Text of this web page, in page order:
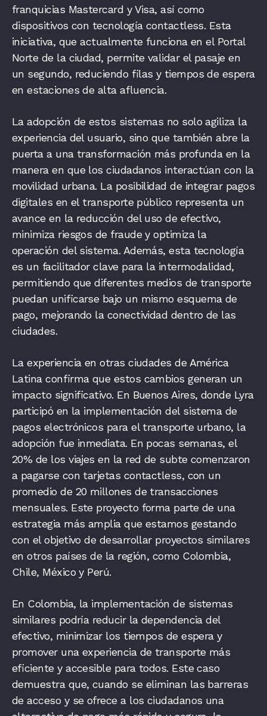
franquicias Mastercard y Visa, así como
dispositivos con tecnología contactless. Esta
iniciativa, que actualmente funciona en el Portal
Norte de la ciudad, permite validar el pasaje en
un segundo, reduciendo filas y tiempos de espera
en estaciones de alta afluencia.
La adopción de estos sistemas no solo agiliza la
experiencia del usuario, sino que también abre la
puerta a una transformación más profunda en la
manera en que los ciudadanos interactúan con la
movilidad urbana. La posibilidad de integrar pagos
digitales en el transporte público representa un
avance en la reducción del uso de efectivo,
minimiza riesgos de fraude y optimiza la
operación del sistema. Además, esta tecnología
es un facilitador clave para la intermodalidad,
permitiendo que diferentes medios de transporte
puedan unificarse bajo un mismo esquema de
pago, mejorando la conectividad dentro de las
ciudades.
La experiencia en otras ciudades de América
Latina confirma que estos cambios generan un
impacto significativo. En Buenos Aires, donde Lyra
participó en la implementación del sistema de
pagos electrónicos para el transporte urbano, la
adopción fue inmediata. En pocas semanas, el
20% de los viajes en la red de subte comenzaron
a pagarse con tarjetas contactless, con un
promedio de 20 millones de transacciones
mensuales. Este proyecto forma parte de una
estrategia más amplia que estamos gestando
con el objetivo de desarrollar proyectos similares
en otros países de la región, como Colombia,
Chile, México y Perú.
En Colombia, la implementación de sistemas
similares podría reducir la dependencia del
efectivo, minimizar los tiempos de espera y
promover una experiencia de transporte más
eficiente y accesible para todos. Este caso
demuestra que, cuando se eliminan las barreras
de acceso y se ofrece a los ciudadanos una